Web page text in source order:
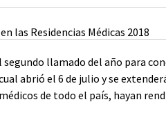
llamado del año para
abrió el 6 de julio y se
de todo el país, hayan